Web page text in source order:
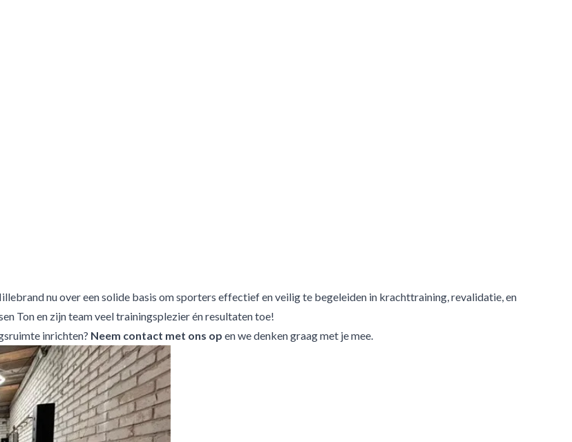
nu over een solide basis om sporters effectief en veilig te begeleiden in krachttraining, revalidatie, en
Ton en zijn team veel trainingsplezier én resultaten toe!
inrichten? Neem contact met ons op en we denken graag met je mee.